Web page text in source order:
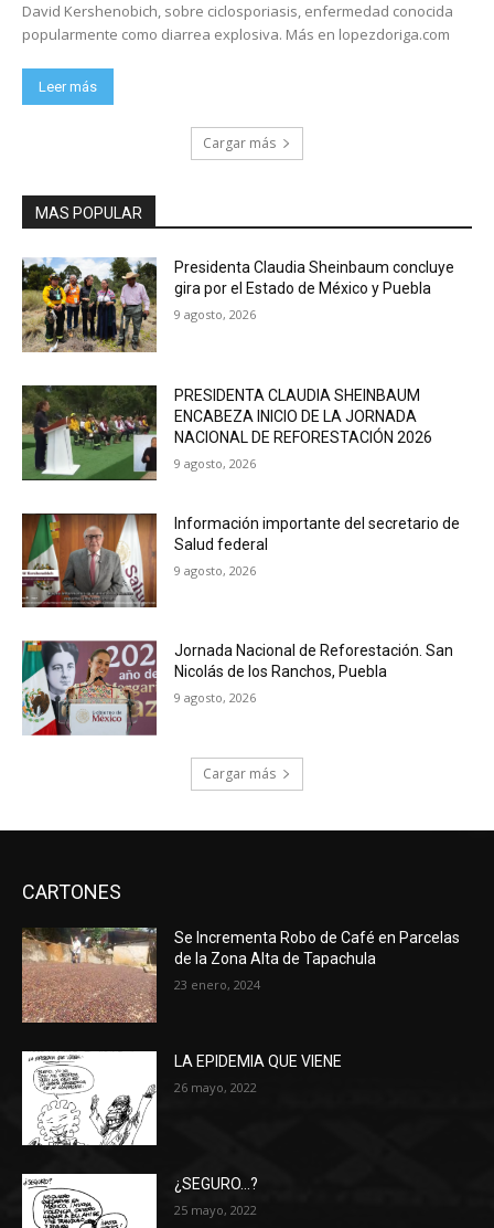
David Kershenobich, sobre ciclosporiasis, enfermedad conocida
popularmente como diarrea explosiva. Más en lopezdoriga.com
Leer más
Cargar más
MAS POPULAR
Presidenta Claudia Sheinbaum concluye
gira por el Estado de México y Puebla
9 agosto, 2026
PRESIDENTA CLAUDIA SHEINBAUM
ENCABEZA INICIO DE LA JORNADA
NACIONAL DE REFORESTACIÓN 2026
9 agosto, 2026
Información importante del secretario de
Salud federal
9 agosto, 2026
Jornada Nacional de Reforestación. San
Nicolás de los Ranchos, Puebla
9 agosto, 2026
Cargar más
CARTONES
Se Incrementa Robo de Café en Parcelas
de la Zona Alta de Tapachula
23 enero, 2024
LA EPIDEMIA QUE VIENE
26 mayo, 2022
¿SEGURO…?
25 mayo, 2022